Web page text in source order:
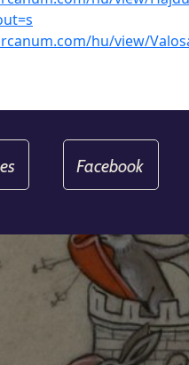
hu/view/
Facebook